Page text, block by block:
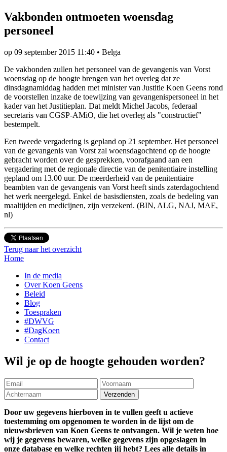
​Vakbonden ontmoeten woensdag
personeel
op 09 september 2015 11:40 • Belga
De vakbonden zullen het personeel van de gevangenis van Vorst
woensdag op de hoogte brengen van het overleg dat ze
dinsdagnamiddag hadden met minister van Justitie Koen Geens rond
de voorstellen inzake de toewijzing van gevangenispersoneel in het
kader van het Justitieplan. Dat meldt Michel Jacobs, federaal
secretaris van CGSP-AMiO, die het overleg als "constructief"
bestempelt.
Een tweede vergadering is gepland op 21 september. Het personeel
van de gevangenis van Vorst zal woensdagochtend op de hoogte
gebracht worden over de gesprekken, voorafgaand aan een
vergadering met de regionale directie van de penitentiaire instelling
gepland om 13.00 uur. De meerderheid van de penitentiaire
beambten van de gevangenis van Vorst heeft sinds zaterdagochtend
het werk neergelegd. Enkel de basisdiensten, zoals de bedeling van
maaltijden en medicijnen, zijn verzekerd. (BIN, ALG, NAJ, MAE,
nl)
Terug naar het overzicht
Home
In de media
Over Koen Geens
Beleid
Blog
Toespraken
#DWVG
#DagKoen
Contact
Wil je op de hoogte gehouden worden?
Door uw gegevens hierboven in te vullen geeft u actieve
toestemming om opgenomen te worden in de lijst om de
nieuwsbrieven van Koen Geens te ontvangen. Wil je weten hoe
wij je gegevens bewaren, welke gegevens zijn opgeslagen in
onze database en welke rechten jij hebt? Lees alle details in